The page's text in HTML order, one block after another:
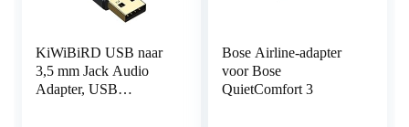
KiWiBiRD USB naar
3,5 mm Jack Audio
Adapter, USB
Bose Airline-adapter
voor Bose
QuietComfort 3